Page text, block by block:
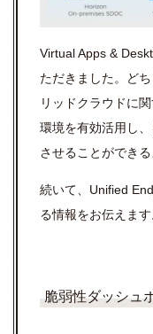
Virtual Apps &
ただきました。ど
リッドクラウドに
環境を有効活用し
させることができ
続いて、 Unified
る情報をお伝えます
脆弱性ダッシュ